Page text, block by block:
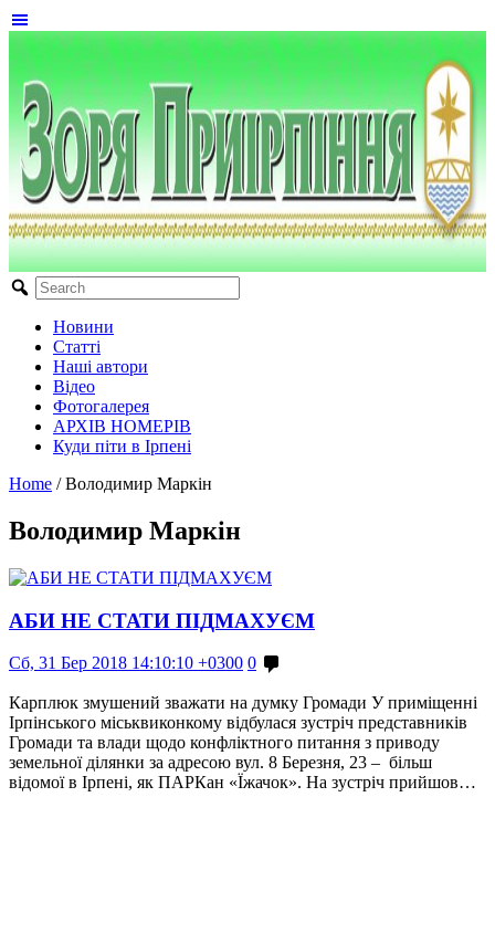
Новини
Статті
Наші автори
Відео
Фотогалерея
АРХІВ НОМЕРІВ
Куди піти в Ірпені
Home / Володимир Маркін
Володимир Маркін
АБИ НЕ СТАТИ ПІДМАХУЄМ
Сб, 31 Бер 2018 14:10:10 +0300 0
Карплюк змушений зважати на думку Громади У приміщенні
Ірпінського міськвиконкому відбулася зустріч представників
Громади та влади щодо конфліктного питання з приводу
земельної ділянки за адресою вул. 8 Березня, 23 – більш
відомої в Ірпені, як ПАРКан «Їжачок». На зустріч прийшов…